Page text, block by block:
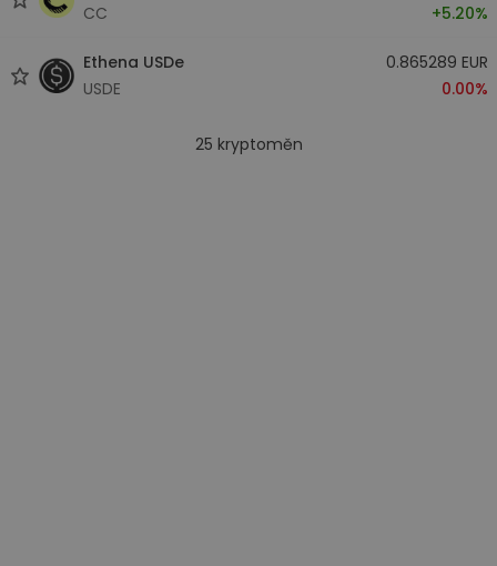
CC
+5.20%
Ethena USDe
USDE
0.865289 EUR
0.00%
25 kryptoměn